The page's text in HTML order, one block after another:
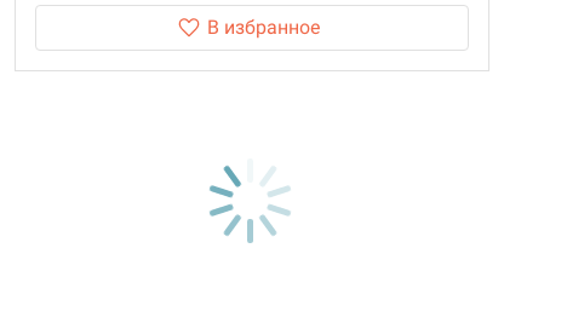
В избранное